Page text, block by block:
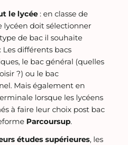
le lycée : en classe de
lycéen doit sélectionner
de bac il souhaite
Les différents bacs
le bac général (quelles
?) ou le bac
Mais également en
lorsque les lycéens
à faire leur choix post bac
Parcoursup.
études supérieures, les